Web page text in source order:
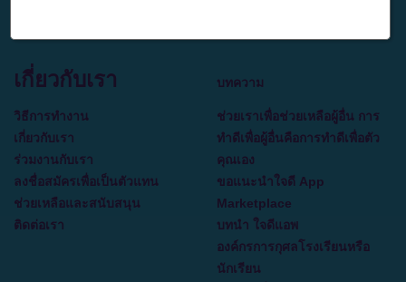
เกี่ยวกับเรา
วิธีการทำงาน
เกี่ยวกับเรา
ร่วมงานกับเรา
ลงชื่อสมัครเพื่อเป็นตัวแทน
ช่วยเหลือและสนับสนุน
ติดต่อเรา
บทความ
ช่วยเราเพื่อช่วยเหลือผู้อื่น การ
ทำดีเพื่อผู้อื่นคือการทำดีเพื่อตัว
คุณเอง
ขอแนะนำใจดี App
Marketplace
บทนำ ใจดีแอพ
องค์กรการกุศลโรงเรียนหรือ
นักเรียน